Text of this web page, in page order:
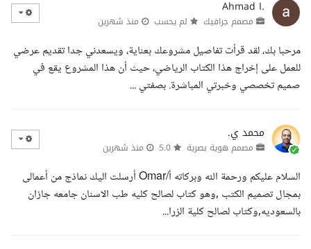
Ahmad I.
مصمم جرافيك لم يحسب منذ شهرين
مرحبا بك، لقد قرأت تفاصيل مشروعك بعناية، ويسعدني جدا تقديم عرضي
للعمل على إخراج هذا الكتاب الرياضي، حيث أن هذا المشروع يقع في
صميم تخصصي وخبرتي المباشرة. بصفتي ...
محمد ي.
مصمم هوية بصرية منذ شهرين
السلام عليكم ورحمة الله وبركاته أ/Omar أرسلت اليك نماذج من أعمالى
بمجال تصميم الكتب ,وهو كتاب لصالح كليه طب الاسنان جامعه جازان
بالسعوديه,وكتاب لصالح كلية الزرا...